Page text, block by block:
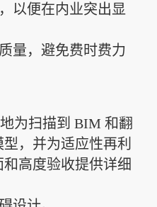
以便在内业突出显
量，避免费时费力
为扫描到 BIM 和翻
，并为适应性再利
高度验收提供详细